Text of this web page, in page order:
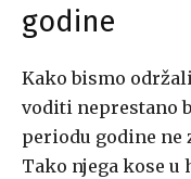
godine
Kako bismo
voditi neprestano
periodu godine ne
Tako njega kose